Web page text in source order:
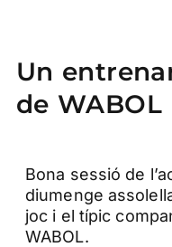
Un
de WABOL
Bona sessió de
diumenge
joc i el típic
WABOL.